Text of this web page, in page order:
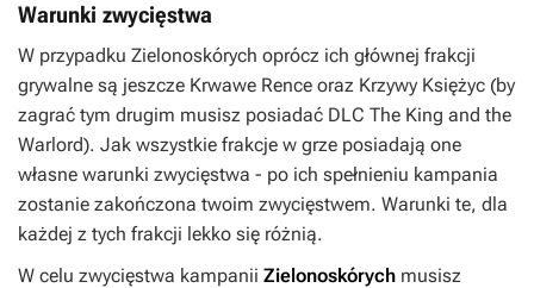
Warunki zwycięstwa
W przypadku Zielonoskórych oprócz ich głównej frakcji
grywalne są jeszcze Krwawe Rence oraz Krzywy Księżyc (by
zagrać tym drugim musisz posiadać DLC The King and the
Warlord). Jak wszystkie frakcje w grze posiadają one
własne warunki zwycięstwa - po ich spełnieniu kampania
zostanie zakończona twoim zwycięstwem. Warunki te, dla
każdej z tych frakcji lekko się różnią.
W celu zwycięstwa kampanii Zielonoskórych musisz